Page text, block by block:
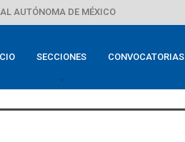
AUTÓNOMA DE MÉXICO
SECCIONES CONVOCATORIAS